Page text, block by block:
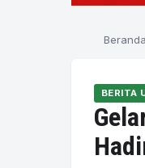
Beranda
BERITA